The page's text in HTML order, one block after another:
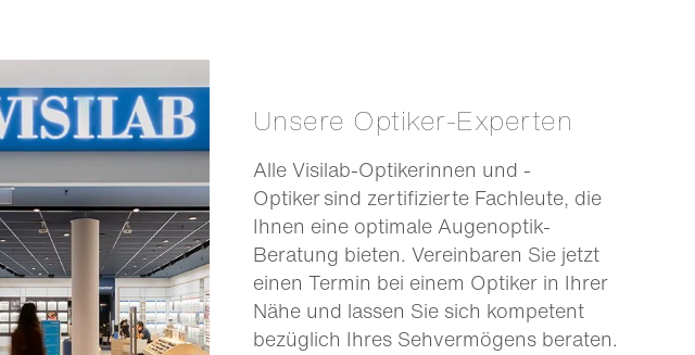
Unsere Optiker-Experten
Alle Visilab-Optikerinnen und -
Optiker sind zertifizierte Fachleute, die
Ihnen eine optimale Augenoptik-
Beratung bieten. Vereinbaren Sie jetzt
einen Termin bei einem Optiker in Ihrer
Nähe und lassen Sie sich kompetent
bezüglich Ihres Sehvermögens beraten.